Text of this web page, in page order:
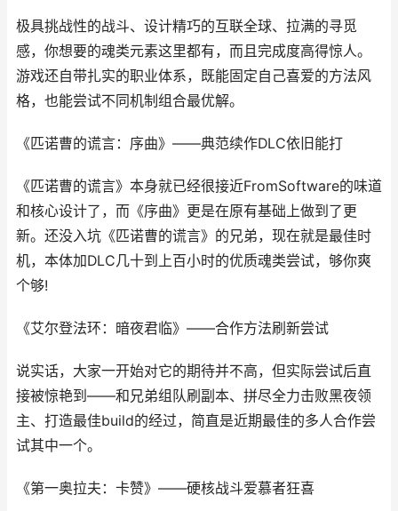
极具挑战性的战斗、设计精巧的互联全球、拉满的寻觅
感，你想要的魂类元素这里都有，而且完成度高得惊人。
游戏还自带扎实的职业体系，既能固定自己喜爱的方法风
格，也能尝试不同机制组合最优解。
《匹诺曹的谎言：序曲》——典范续作DLC依旧能打
《匹诺曹的谎言》本身就已经很接近FromSoftware的味道
和核心设计了，而《序曲》更是在原有基础上做到了更
新。还没入坑《匹诺曹的谎言》的兄弟，现在就是最佳时
机，本体加DLC几十到上百小时的优质魂类尝试，够你爽
个够!
《艾尔登法环：暗夜君临》——合作方法刷新尝试
说实话，大家一开始对它的期待并不高，但实际尝试后直
接被惊艳到——和兄弟组队刷副本、拼尽全力击败黑夜领
主、打造最佳build的经过，简直是近期最佳的多人合作尝
试其中一个。
《第一奥拉夫：卡赞》——硬核战斗爱慕者狂喜